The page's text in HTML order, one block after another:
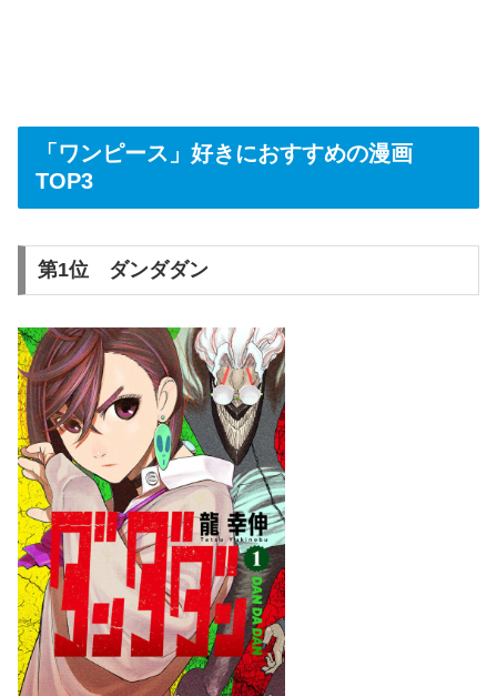
「ワンピース」好きにおすすめの漫画
TOP3
第1位 ダンダダン